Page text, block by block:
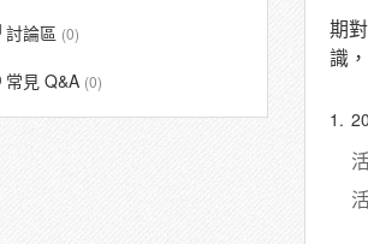
討論區 (0)
常見 Q&A (0)
期
識
1.